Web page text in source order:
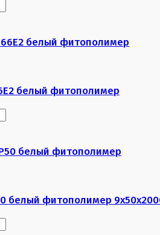
белый фитополимер
белый фитополимер